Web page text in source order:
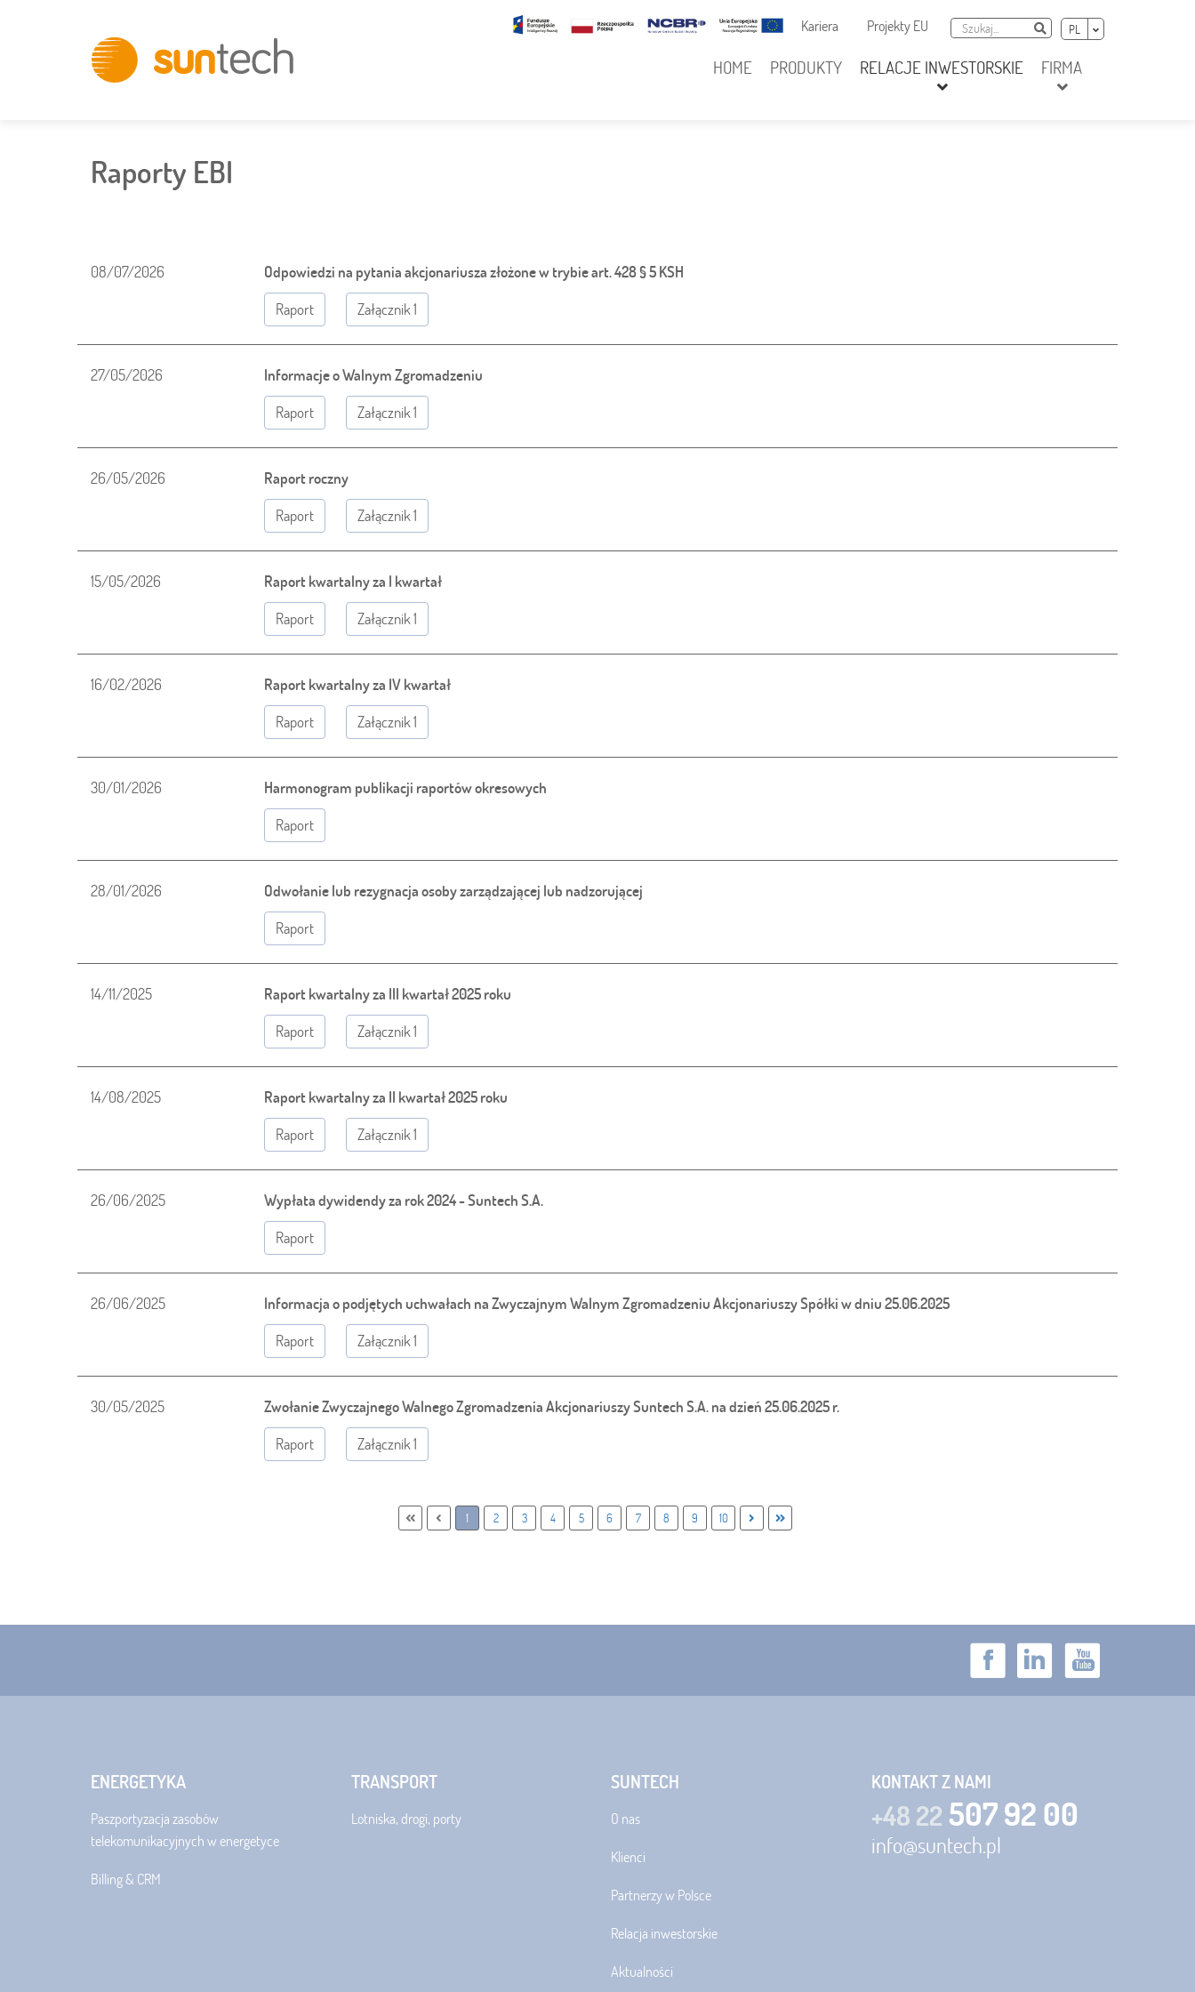
Nawigacja dodatkowa
Kariera Projekty EU Szukaj Szukaj
Wybierz język
PL
nawigacja
HOME PRODUKTY RELACJE INWESTORSKIE FIRMA
Raporty EBI
08/07/2026
Odpowiedzi na pytania akcjonariusza złożone w trybie art. 428 § 5 KSH
Raport
Załącznik 1
27/05/2026
Informacje o Walnym Zgromadzeniu
Raport
Załącznik 1
26/05/2026
Raport roczny
Raport
Załącznik 1
15/05/2026
Raport kwartalny za I kwartał
Raport
Załącznik 1
16/02/2026
Raport kwartalny za IV kwartał
Raport
Załącznik 1
30/01/2026
Harmonogram publikacji raportów okresowych
Raport
28/01/2026
Odwołanie lub rezygnacja osoby zarządzającej lub nadzorującej
Raport
14/11/2025
Raport kwartalny za III kwartał 2025 roku
Raport
Załącznik 1
14/08/2025
Raport kwartalny za II kwartał 2025 roku
Raport
Załącznik 1
26/06/2025
Wypłata dywidendy za rok 2024 - Suntech S.A.
Raport
26/06/2025
Informacja o podjętych uchwałach na Zwyczajnym Walnym Zgromadzeniu Akcjonariuszy Spółki w dniu 25.06.2025
Raport
Załącznik 1
30/05/2025
Zwołanie Zwyczajnego Walnego Zgromadzenia Akcjonariuszy Suntech S.A. na dzień 25.06.2025 r.
Raport
Załącznik 1
1 2 3 4 5 6 7 8 9 10
ENERGETYKA
Paszportyzacja zasobów
telekomunikacyjnych w energetyce
Billing & CRM
TRANSPORT
Lotniska, drogi, porty
SUNTECH
O nas
Klienci
Partnerzy w Polsce
Relacja inwestorskie
Aktualności
KONTAKT Z NAMI
+48 22 507 92 00
info@suntech.pl